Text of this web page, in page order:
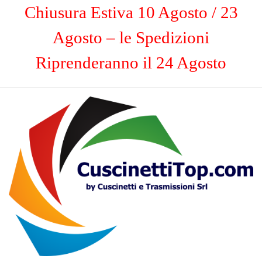
Chiusura Estiva 10 Agosto / 23
Agosto – le Spedizioni
Riprenderanno il 24 Agosto